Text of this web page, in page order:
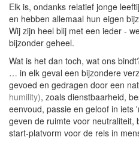
Elk is, ondanks relatief jonge
en hebben allemaal hun eigen
Wij zijn heel blij met een ieder -
bijzonder geheel.
Wat is het dan toch, wat ons
… in elk geval een bijzondere
gevoed en gedragen door een
humility), zoals dienstbaarheid,
eenvoud, passie en geloof in
geven de ruimte voor neutraliteit,
start-platvorm voor de reis in